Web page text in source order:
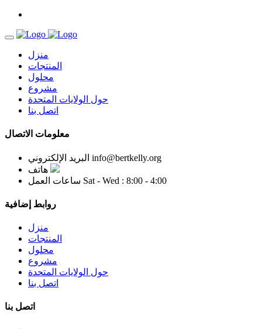
منزل
المنتجات
محلول
مشروع
حول الولايات المتحدة
اتصل بنا
معلومات الاتصال
البريد الإلكتروني info@bertkelly.org
هاتف
ساعات العمل Sat - Wed : 8:00 - 4:00
روابط إضافية
منزل
المنتجات
محلول
مشروع
حول الولايات المتحدة
اتصل بنا
اتصل بنا